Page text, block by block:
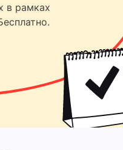
в рамках